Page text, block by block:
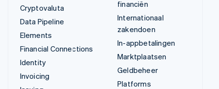
Cryptovaluta
Data Pipeline
Elements
Financial Connections
Identity
Invoicing
financiën
Internationaal
zakendoen
In-appbetalingen
Marktplaatsen
Geldbeheer
Platforms